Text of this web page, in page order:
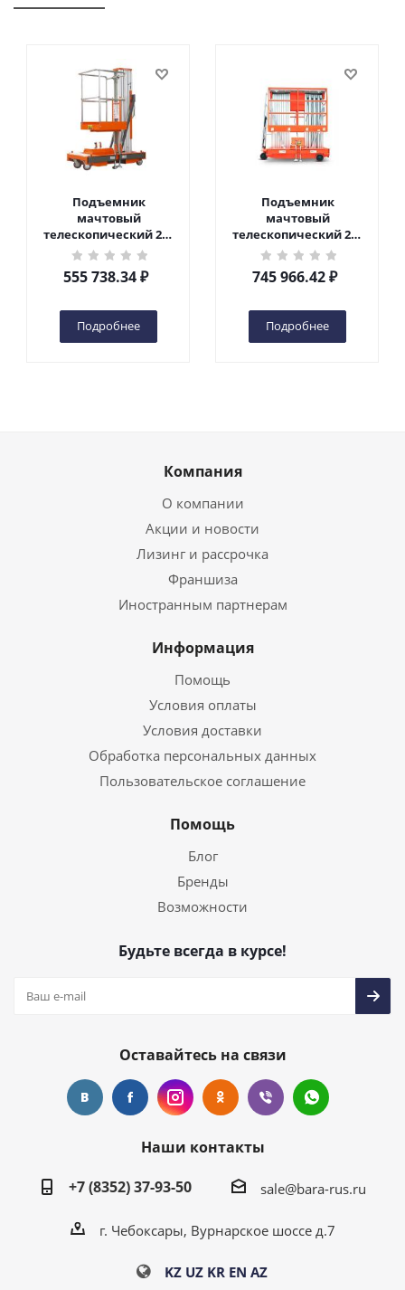
Подъемник
мачтовый
телескопический 200
кг 6 м TOR GTWY6-200S
DC 2-мачтовый
(автономный) (G) в
555 738.34₽
Подробнее
Подъемник
мачтовый
телескопический 200
кг 10 м TOR GTWY10-
200S DC 2-мачтовый
(автономный) (N) в
745 966.42₽
Подробнее
Компания
О компании
Акции и новости
Лизинг и рассрочка
Франшиза
Иностранным партнерам
Информация
Помощь
Условия оплаты
Условия доставки
Обработка персональных данных
Пользовательское соглашение
Помощь
Блог
Бренды
Возможности
Будьте всегда в курсе!
Оставайтесь на связи
Наши контакты
+7 (8352) 37-93-50
sale@bara-rus.ru
г. Чебоксары, Вурнарское шоссе д.7
KZ UZ KR EN AZ